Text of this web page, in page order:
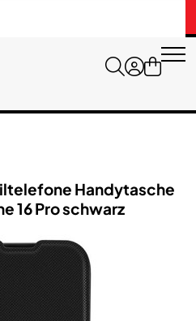
Handytasche
16 Pro schwarz